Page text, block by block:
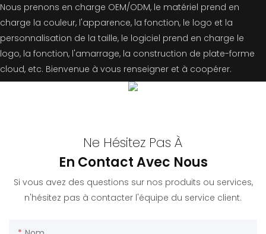
Nous prenons en charge OEM/ODM, le matériel prend en
charge la couleur, l'apparence, la fonction, le logo et la
personnalisation de la taille, le logiciel prend en charge le
logo, la fonction, l'amarrage, la construction de plate-forme
cloud, etc. Bienvenue à vous renseigner et à coopérer.
Ne Hésitez Pas À
En Contact Avec Nous
Si vous avez des questions sur nos produits ou services,
n'hésitez pas à contacter l'équipe du service client.